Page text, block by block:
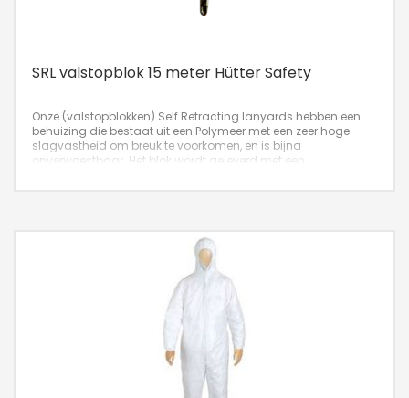
SRL valstopblok 15 meter Hütter Safety
Onze (valstopblokken) Self Retracting lanyards hebben een
behuizing die bestaat uit een Polymeer met een zeer hoge
slagvastheid om breuk te voorkomen, en is bijna
onverwoestbaar. Het blok wordt geleverd met een